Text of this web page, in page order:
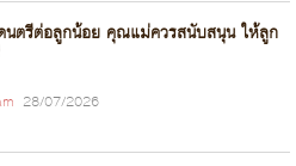
นตรีต่อลูกน้อย คุณแม่ควรสนับสนุน ให้ลูก
28/07/2026